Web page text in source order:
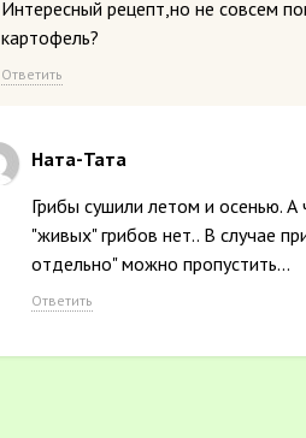
Интересный рецепт,но не совсем
картофель?
Ответить
Ната-Тата
Грибы сушили летом и осенью.
"живых" грибов нет.. В случае
отдельно" можно пропустить...
Ответить